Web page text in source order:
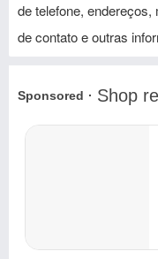
de telefone,
de contato e outras